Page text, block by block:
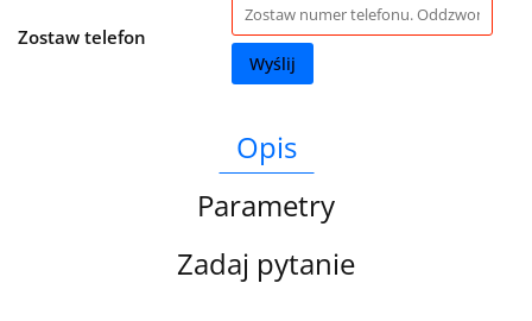
Zostaw telefon
Wyślij
Opis
Parametry
Zadaj pytanie